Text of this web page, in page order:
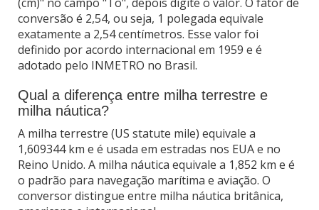
conversão é 2,54, ou seja, 1 polegada equivale
exatamente a 2,54 centímetros. Esse valor foi
definido por acordo internacional em 1959 e é
adotado pelo INMETRO no Brasil.
Qual a diferença entre milha terrestre e
milha náutica?
A milha terrestre (US statute mile) equivale a
1,609344 km e é usada em estradas nos EUA e no
Reino Unido. A milha náutica equivale a 1,852 km e é
o padrão para navegação marítima e aviação. O
conversor distingue entre milha náutica britânica,